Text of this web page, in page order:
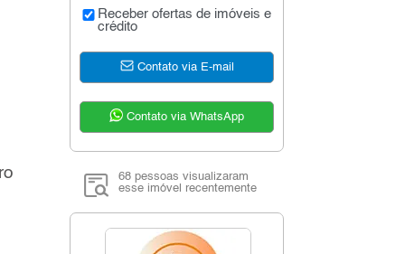
Receber ofertas de imóveis e
crédito
Contato via E-mail
Contato via WhatsApp
68 pessoas visualizaram
esse imóvel recentemente